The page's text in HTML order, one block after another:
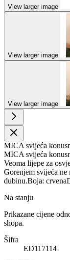
View larger image
View larger image
View larger image
MICA svijeća
MICA svijeća
Veoma lijepe za
Gorenjem svijeća
dubinu.Boja:
Na stanju
Prikazane cijene
shopa.
Šifra
ED117114